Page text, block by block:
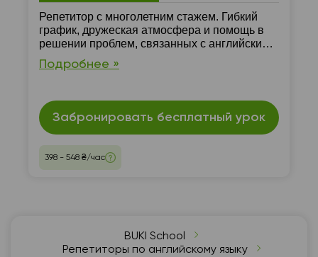
Репетитор с многолетним стажем. Гибкий
график, дружеская атмосфера и помощь в
решении проблем, связанных с английским,
гарантировано. Занятия проходят только
онлайн.
Подробнее »
Забронировать бесплатный урок
398 - 548 ₴/час
BUKI School
Репетиторы по английскому языку